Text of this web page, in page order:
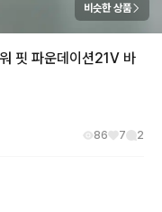
비슷한 상품
핏 파운데이션21V 바
86 7 2